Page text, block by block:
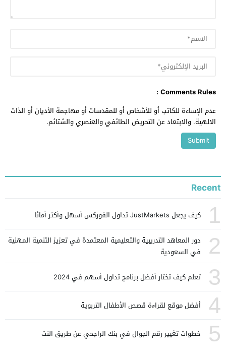
Comments Rules :
عدم الإساءة للكاتب أو للأشخاص أو للمقدسات أو مهاجمة الأديان أو الذات
الالهية. والابتعاد عن التحريض الطائفي والعنصري والشتائم.
Recent
1 كيف يجعل JustMarkets تداول الفوركس أسهل وأكثر أمانًا
2
دور المعاهد التدريبية والتعليمية المعتمدة في تعزيز التنمية المهنية
في السعودية
3 تعلم كيف تختار أفضل برنامج تداول أسهم في 2024
4 أفضل موقع لقراءة قصص الأطفال التربوية
5 خطوات تغيير رقم الجوال في بنك الراجحي عن طريق النت